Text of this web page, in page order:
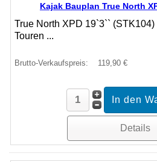
Kajak Bauplan True North
True North XPD 19`3``
Touren ...
Brutto-Verkaufspreis: 119,90 €
Details